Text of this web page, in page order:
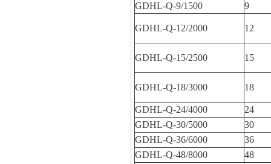
GDHL-Q-9/1500
9
GDHL-Q-12/2000 12
GDHL-Q-15/2500 15
GDHL-Q-18/3000 18
GDHL-Q-24/4000
24
GDHL-Q-30/5000
30
GDHL-Q-36/6000
36
GDHL-Q-48/8000
48